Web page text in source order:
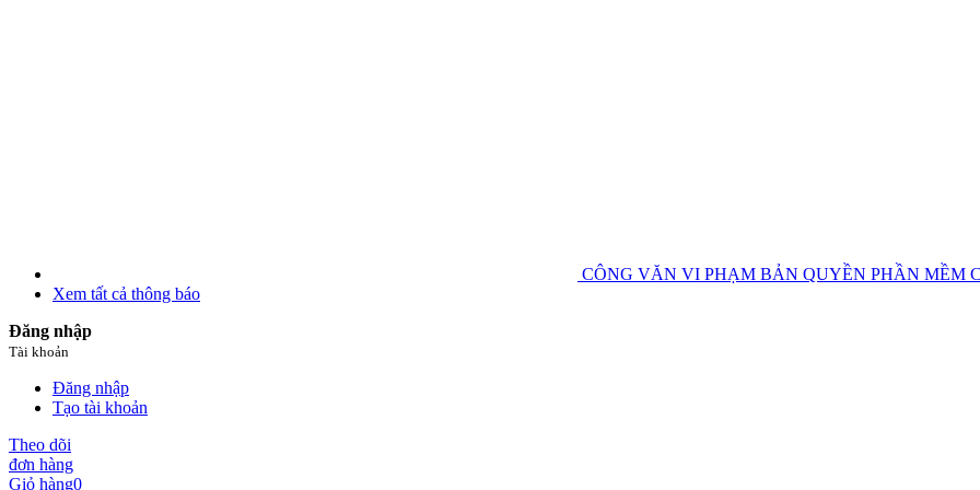
CÔNG VĂN VI PHẠM BẢN QUYỀN PHẦN MỀM
Xem tất cả thông báo
Đăng nhập
Tài khoản
Đăng nhập
Tạo tài khoản
Theo dõi
đơn hàng
Giỏ hàng0